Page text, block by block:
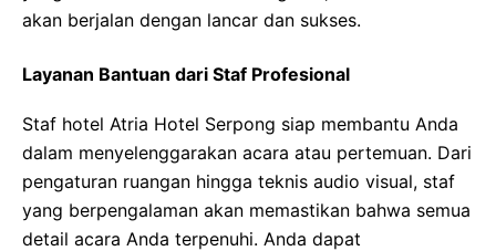
akan berjalan dengan lancar dan sukses.
Layanan Bantuan dari Staf Profesional
Staf hotel Atria Hotel Serpong siap membantu Anda
dalam menyelenggarakan acara atau pertemuan. Dari
pengaturan ruangan hingga teknis audio visual, staf
yang berpengalaman akan memastikan bahwa semua
detail acara Anda terpenuhi. Anda dapat